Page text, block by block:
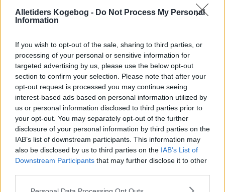
Alletiders Kogebog - Do Not Process My Personal
Information
If you wish to opt-out of the sale, sharing to third parties, or
processing of your personal or sensitive information for
targeted advertising by us, please use the below opt-out
section to confirm your selection. Please note that after your
opt-out request is processed you may continue seeing
interest-based ads based on personal information utilized by
us or personal information disclosed to third parties prior to
your opt-out. You may separately opt-out of the further
disclosure of your personal information by third parties on the
IAB’s list of downstream participants. This information may
also be disclosed by us to third parties on the IAB’s List of
Downstream Participants that may further disclose it to other